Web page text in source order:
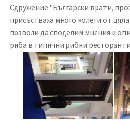
Сдружение "Български врати,
присъстваха много колеги от
позволи да споделим мнения и
риба в типични рибни